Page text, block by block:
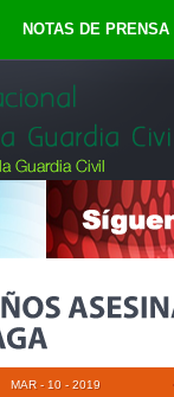
NOTAS DE PRENSA
MAR - 10 - 2019